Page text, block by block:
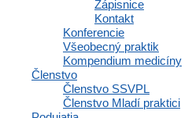
Zápisnice
Kontakt
Konferencie
Všeobecný praktik
Kompendium medicíny
Členstvo
Členstvo SSVPL
Členstvo Mladí praktici
Medzinárodné vzťahy
Prekonferencia